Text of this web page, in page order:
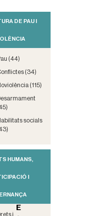
1
2
3
4
5
6
7
E
DE PAU I
(44)
(34)
(115)
socials
HUMANS,
I
i